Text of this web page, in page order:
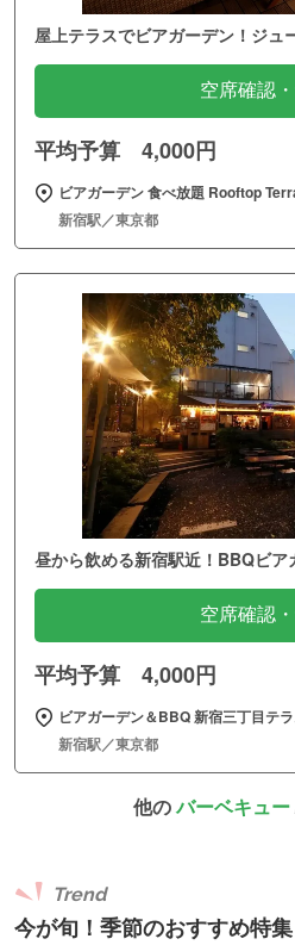
屋上テラスでビアガーデン！ジュ
空席確認
平均予算 4,000円
ビアガーデン 食べ放題 Rooftop
新宿駅／東京都
昼から飲める新宿駅近！BBQビア
空席確認
平均予算 4,000円
ビアガーデン＆BBQ 新宿三丁目テ
新宿駅／東京都
他のバーベキュー
今が旬！季節のおすすめ特集
Trend